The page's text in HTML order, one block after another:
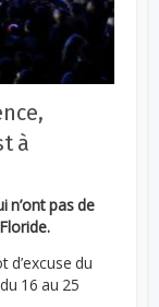
à
n’ont pas de
d’excuse du
16 au 25